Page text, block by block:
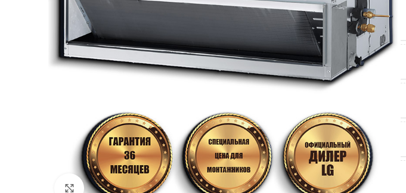
Нажмите, чтобы увеличить